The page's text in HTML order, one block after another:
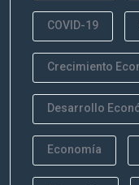
COVID-19
Crecimiento
Desarrollo
Economía